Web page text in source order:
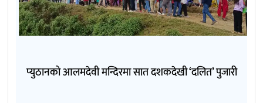
प्युठानको आलमदेवी मन्दिरमा सात दशकदेखी ‘दलित’ पुजारी